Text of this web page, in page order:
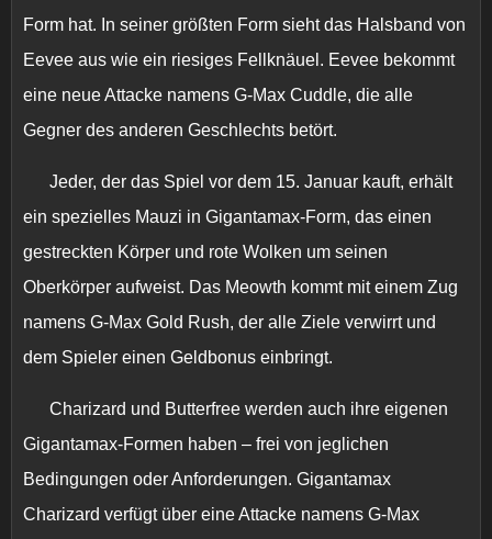
Form hat. In seiner größten Form sieht das Halsband von
Eevee aus wie ein riesiges Fellknäuel. Eevee bekommt
eine neue Attacke namens G-Max Cuddle, die alle
Gegner des anderen Geschlechts betört.
Jeder, der das Spiel vor dem 15. Januar kauft, erhält
ein spezielles Mauzi in Gigantamax-Form, das einen
gestreckten Körper und rote Wolken um seinen
Oberkörper aufweist. Das Meowth kommt mit einem Zug
namens G-Max Gold Rush, der alle Ziele verwirrt und
dem Spieler einen Geldbonus einbringt.
Charizard und Butterfree werden auch ihre eigenen
Gigantamax-Formen haben – frei von jeglichen
Bedingungen oder Anforderungen. Gigantamax
Charizard verfügt über eine Attacke namens G-Max